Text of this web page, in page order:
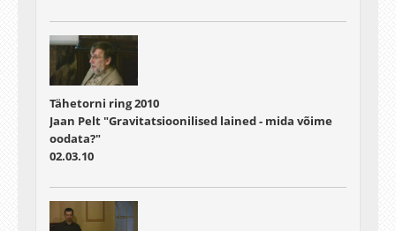
Tähetorni ring 2010
Jaan Pelt "Gravitatsioonilised lained - mida võime
oodata?"
02.03.10